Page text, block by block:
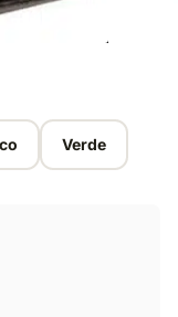
Verde